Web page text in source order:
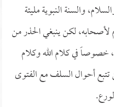
والسنة النبوية مليئة
لأصحابه، لكن ينبغي الحذر من
خصوصاً في كلام الله وكلام
أحوال السلف مع الفتوى